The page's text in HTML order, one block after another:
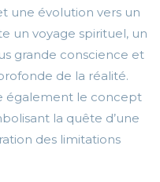
une évolution vers un
un voyage spirituel, un
grande conscience et
de la réalité.
également le concept
la quête d’une
des limitations